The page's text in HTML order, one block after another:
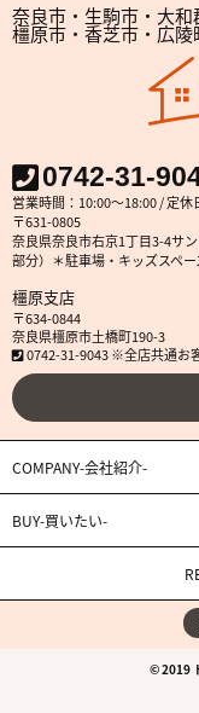
奈良市・生駒市・大和
橿原市・香芝市・広
0742-31-
営業時間：10:00～18:00 / 定休
〒631-0805
奈良県奈良市右京1丁目3-4サ
部分）＊駐車場・キッズスペー
橿原支店
〒634-0844
奈良県橿原市土橋町190-3
0742-31-9043 ※全店共通お
COMPANY 会社紹介
BUY 買いたい
© 2019